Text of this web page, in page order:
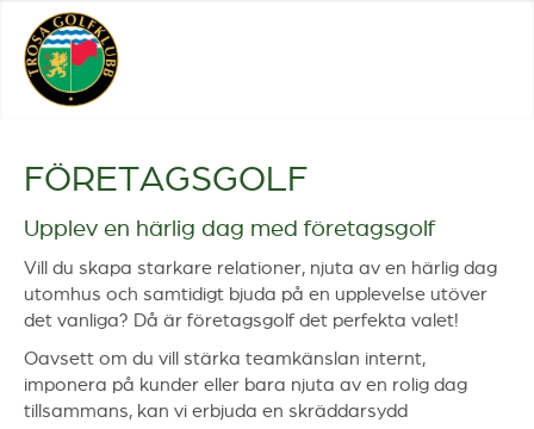
FÖRETAGSGOLF
Upplev en härlig dag med företagsgolf
Vill du skapa starkare relationer, njuta av en härlig dag
utomhus och samtidigt bjuda på en upplevelse utöver
det vanliga? Då är företagsgolf det perfekta valet!
Oavsett om du vill stärka teamkänslan internt,
imponera på kunder eller bara njuta av en rolig dag
tillsammans, kan vi erbjuda en skräddarsydd